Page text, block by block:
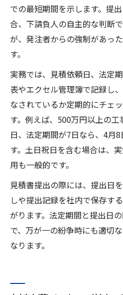
での最短期間を示します。提
合、下請負人の自主的な判断
が、発注者からの強制があっ
す。
実務では、見積依頼日、法定
表やエクセル管理簿で記録し
なされているか定期的にチェ
す。例えば、500万円以上の
日、法定期間が7日なら、4月
す。土日祝日を含む場合は、
用も一般的です。
見積書提出の際には、提出日
しや提出記録を社内で保存す
がります。法定期間と提出日
で、万が一の紛争時にも適切
なります。